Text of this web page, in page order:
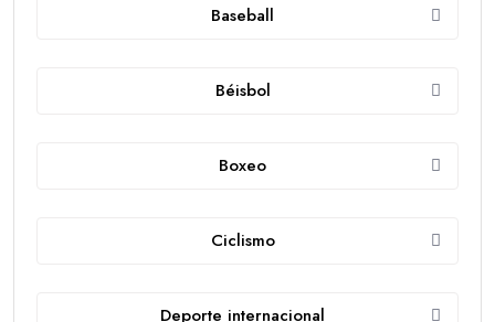
Baseball
Béisbol
Boxeo
Ciclismo
Deporte internacional